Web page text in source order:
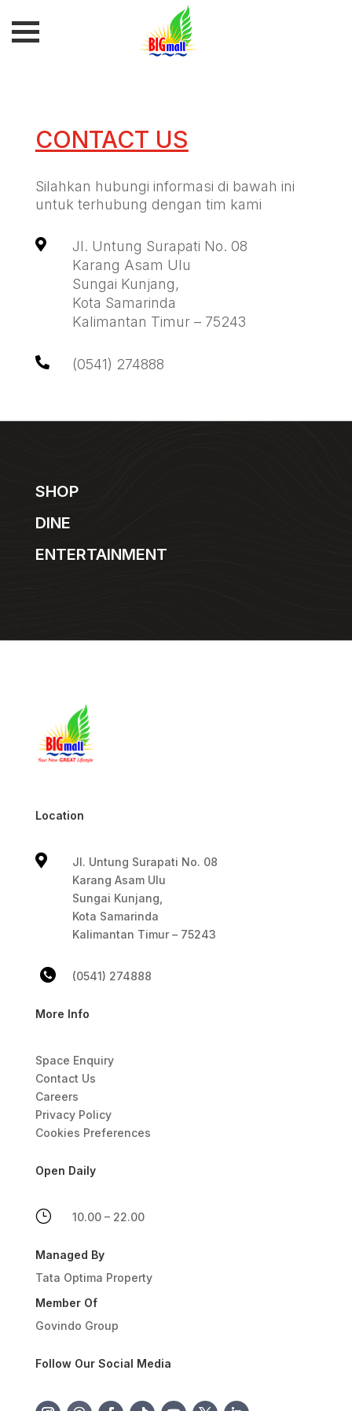
CONTACT US
Silahkan hubungi informasi di bawah ini
untuk terhubung dengan tim kami

Jl. Untung Surapati No. 08
Karang Asam Ulu
Sungai Kunjang,
Kota Samarinda
Kalimantan Timur – 75243
 (0541) 274888
SHOP
DINE
ENTERTAINMENT
Location

Jl. Untung Surapati No. 08
Karang Asam Ulu
Sungai Kunjang,
Kota Samarinda
Kalimantan Timur – 75243
(0541) 274888
More Info
Space Enquiry
Contact Us
Careers
Privacy Policy
Cookies Preferences
Open Daily
} 10.00 – 22.00
Managed By
Tata Optima Property
Member Of
Govindo Group
Follow Our Social Media